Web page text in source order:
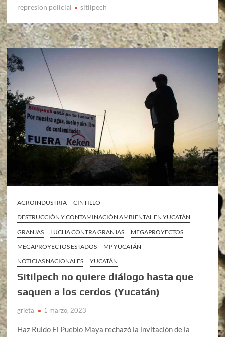
represion policial
sitilpech
AGROINDUSTRIA
CINTILLO
DESTRUCCIÓN Y CONTAMINACIÓN AMBIENTAL EN YUCATÁN
GRANJAS
LUCHA CONTRA GRANJAS
MEGAPROYECTOS
MEGAPROYECTOS ESTADOS
MP YUCATÁN
NOTICIAS NACIONALES
YUCATÁN
Sitilpech no quiere diálogo hasta que
saquen a los cerdos (Yucatán)
grieta 1 marzo, 2023
Haz Ruido El Pueblo Maya rechazó la invitación de la